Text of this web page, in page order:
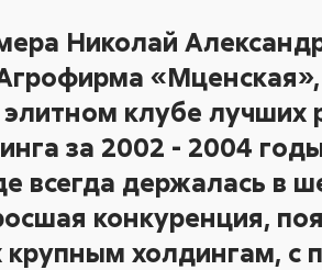
Николай
клубе лучших
за 2002 - 2004
всегда держалась в
конкуренция,
холдингам, с